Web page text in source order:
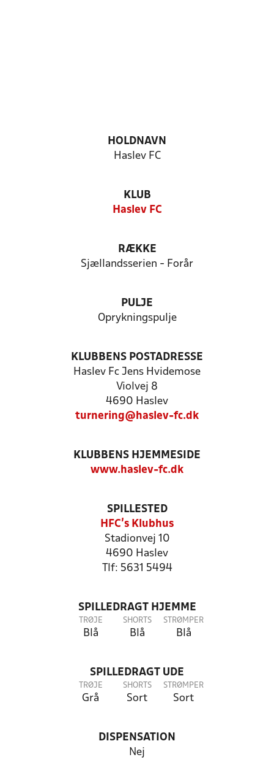
HOLDNAVN
Haslev FC
KLUB
Haslev FC
RÆKKE
Sjællandsserien - Forår
PULJE
Oprykningspulje
KLUBBENS POSTADRESSE
Haslev Fc Jens Hvidemose
Violvej 8
4690 Haslev
turnering@haslev-fc.dk
KLUBBENS HJEMMESIDE
www.haslev-fc.dk
SPILLESTED
HFC's Klubhus
Stadionvej 10
4690 Haslev
Tlf: 5631 5494
SPILLEDRAGT HJEMME
TRØJE
Blå
SHORTS
Blå
STRØMPER
Blå
SPILLEDRAGT UDE
TRØJE
Grå
SHORTS
Sort
STRØMPER
Sort
DISPENSATION
Nej